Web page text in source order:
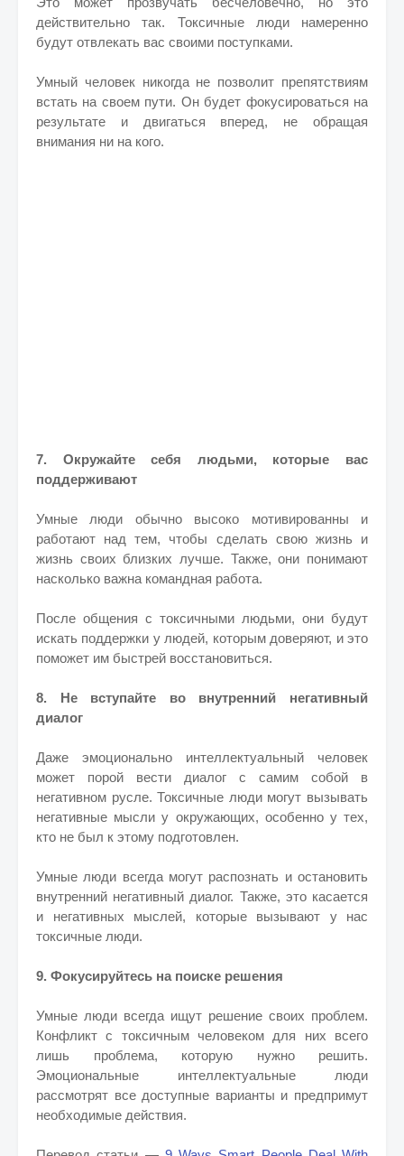
действительно так. Токсичные люди намеренно
будут отвлекать вас своими поступками.
Умный человек никогда не позволит препятствиям
встать на своем пути. Он будет фокусироваться на
результате и двигаться вперед, не обращая
внимания ни на кого.
7. Окружайте себя людьми, которые вас
поддерживают
Умные люди обычно высоко мотивированны и
работают над тем, чтобы сделать свою жизнь и
жизнь своих близких лучше. Также, они понимают
насколько важна командная работа.
После общения с токсичными людьми, они будут
искать поддержки у людей, которым доверяют, и это
поможет им быстрей восстановиться.
8. Не вступайте во внутренний негативный
диалог
Даже эмоционально интеллектуальный человек
может порой вести диалог с самим собой в
негативном русле. Токсичные люди могут вызывать
негативные мысли у окружающих, особенно у тех,
кто не был к этому подготовлен.
Умные люди всегда могут распознать и остановить
внутренний негативный диалог. Также, это касается
и негативных мыслей, которые вызывают у нас
токсичные люди.
9. Фокусируйтесь на поиске решения
Умные люди всегда ищут решение своих проблем.
Конфликт с токсичным человеком для них всего
лишь проблема, которую нужно решить.
Эмоциональные интеллектуальные люди
рассмотрят все доступные варианты и предпримут
необходимые действия.